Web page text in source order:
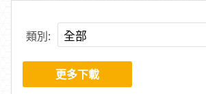
類別:
更多下載